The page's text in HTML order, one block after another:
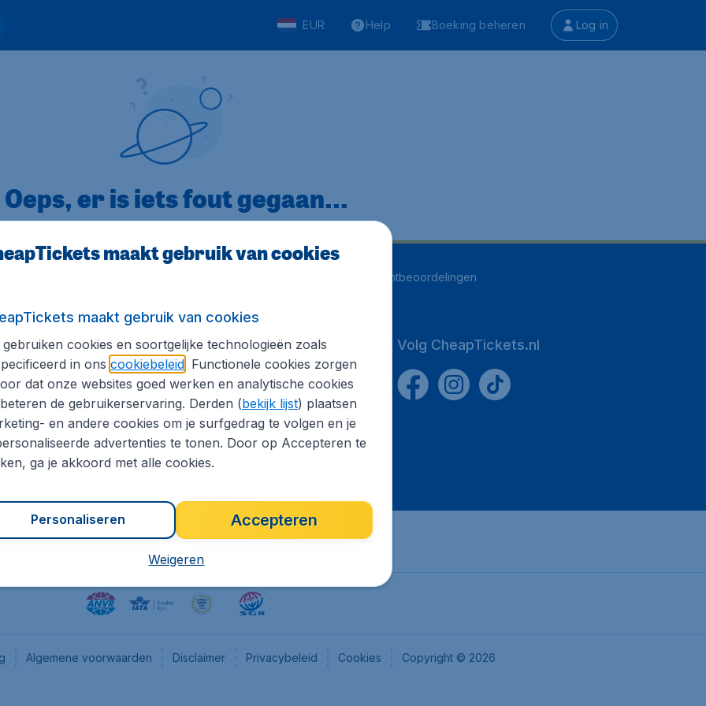
EUR Help Boeking beheren Log in
Oeps, er is iets fout gegaan...
klantbeoordelingen
informatie
pers
Internationale sites
CheapTickets.be
Flugladen.de
CheapTickets.ch
CheapTickets.sg
Volg CheapTickets.nl
Algemene voorwaarden Disclaimer Privacybeleid Cookies Copyright © 2026
maakt gebruik van cookies
maakt gebruik van cookies
gebruiken cookies en soortgelijke technologieën zoals
in ons cookiebeleid. Functionele cookies zorgen
dat onze websites goed werken en analytische cookies
de gebruikerservaring. Derden (bekijk lijst) plaatsen
en andere cookies om je surfgedrag te volgen en je
advertenties te tonen. Door op Accepteren te
ga je akkoord met alle cookies.
Accepteren
Personaliseren
Weigeren